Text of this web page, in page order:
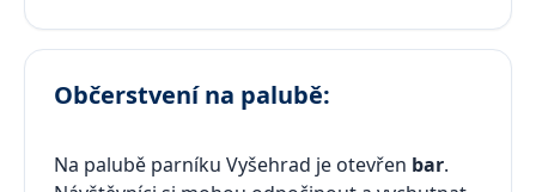
Občerstvení na palubě:
Na palubě parníku Vyšehrad je otevřen bar.